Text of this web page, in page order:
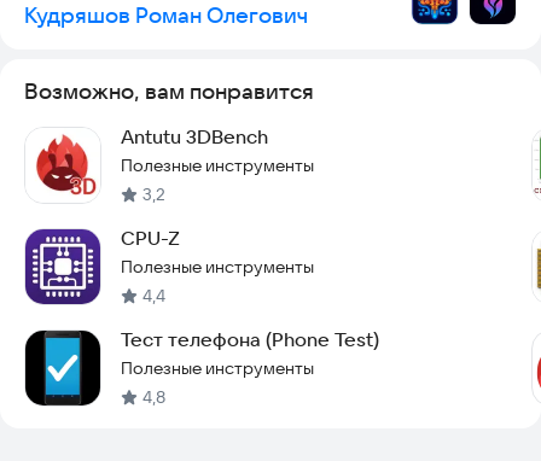
Кудряшов Роман Олегович
Возможно, вам понравится
Antutu 3DBench
Полезные инструменты
3,2
CPU-Z
Полезные инструменты
4,4
Тест телефона (Phone Test)
Полезные инструменты
4,8